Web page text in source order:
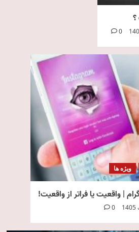
0
ویژه ها
| واقعیت یا فراتر از واقعیت!
0